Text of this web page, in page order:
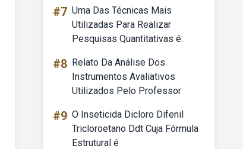
#7 Uma Das Técnicas Mais
Utilizadas Para Realizar
Pesquisas Quantitativas é:
#8 Relato Da Análise Dos
Instrumentos Avaliativos
Utilizados Pelo Professor
#9 O Inseticida Dicloro Difenil
Tricloroetano Ddt Cuja Fórmula
Estrutural é